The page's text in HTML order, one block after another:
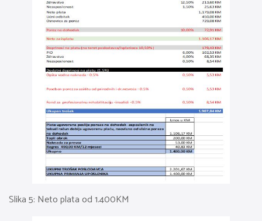
Slika 5: Neto plata od 1.400KM